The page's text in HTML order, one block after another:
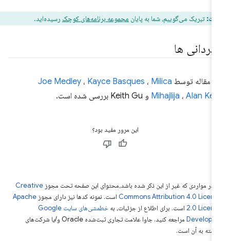
تبریک می‌گوییم، شما به پایانمجموعه برنامه‌های کوچکرسیده‌اید.
ها
مقاله توسط Joe Medley،Kayce Basques،Milica
Mihajlija،Alan و Keith Gu بررسی شده است.
این مرور مفید بود؟
در مواردی که غیر از این ذکر شده باشد،‌محتوای این صفحه تحت مجوزCreative
Commons Attribution 4.0است. نمونه کدها نیز دارای مجوزApache
2.0است. برای اطلاع از جزئیات، به
خطمشی‌های سایت Google
مراجعه کنید. جاوا علامت تجاری ثبت‌شده Oracle و/یا شرکت‌های
به آن است.